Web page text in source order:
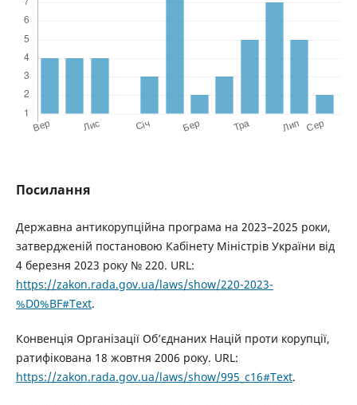
Посилання
Державна антикорупційна програма на 2023–2025 роки,
затвердженій постановою Кабінету Міністрів України від
4 березня 2023 року № 220. URL:
https://zakon.rada.gov.ua/laws/show/220-2023-
%D0%BF#Text.
Конвенція Організації Об’єднаних Націй проти корупції,
ратифікована 18 жовтня 2006 року. URL:
https://zakon.rada.gov.ua/laws/show/995_c16#Text.